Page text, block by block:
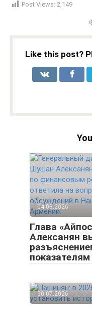
Post Views: 2,149
Like this post?
04.08.2026
Глава
Алексанян
30.07.2026